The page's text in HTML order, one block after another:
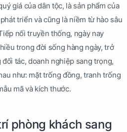
giá của dân tộc, là sản phẩm của
triển và cũng là niềm từ hào sâu
nối truyền thống, ngày nay
trong đời sống hàng ngày, trở
tác, doanh nghiệp sang trọng,
như: mặt trống đồng, tranh trống
mã và kích thước.
phòng khách sang